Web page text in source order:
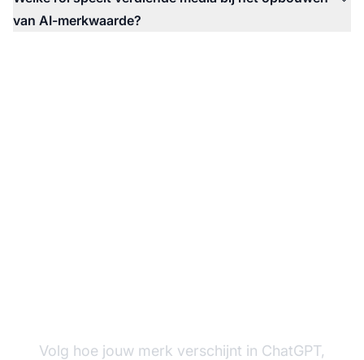
van AI-merkwaarde?
Volg hoe jouw merk verschijnt in ChatGPT,